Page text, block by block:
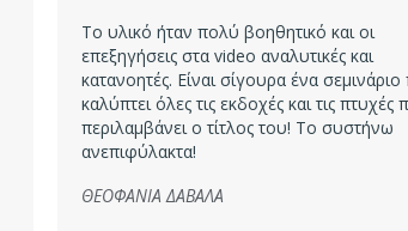
Το υλικό ήταν πολύ βοηθητικό και οι
επεξηγήσεις στα video αναλυτικές και
κατανοητές. Είναι σίγουρα ένα
καλύπτει όλες τις εκδοχές και τις πτυχές
περιλαμβάνει ο τίτλος του! Το συστήνω
ανεπιφύλακτα!
ΘΕΟΦΑΝΙΑ ΔΑΒΑΛΑ